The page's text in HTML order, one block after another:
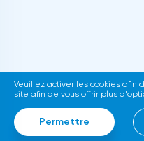
Veuillez activer les cookies afin
site afin de vous offrir plus
Permettre